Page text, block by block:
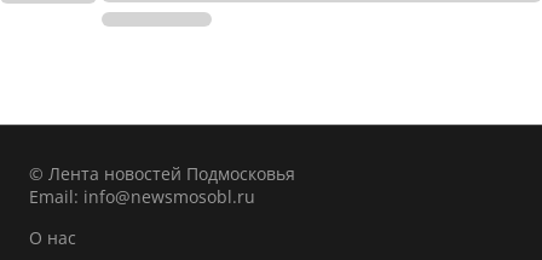
© Лента новостей Подмосковья
Email: info@newsmosobl.ru
О нас